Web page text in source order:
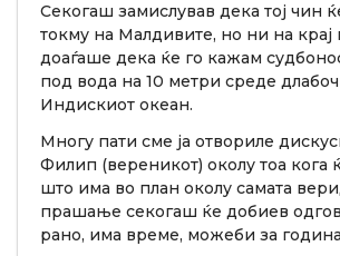
Секогаш замислував дека тој чин
токму на Малдивите, но ни на крај
доаѓаше дека ќе го кажам
под вода на 10 метри среде
Индискиот океан.
Многу пати сме ја отвориле
Филип (вереникот) околу тоа кога
што има во план околу самата
прашање секогаш ќе добиев
рано, има време, можеби за